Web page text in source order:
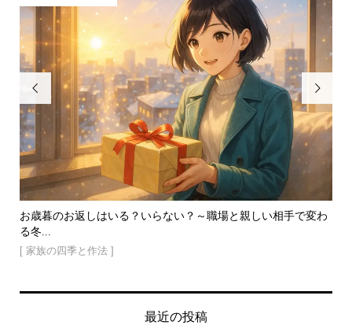

お歳暮のお返しはいる？いらない？～職場と親しい相手で変わ
る冬...
[ 家族の四季と作法 ]

最近の投稿